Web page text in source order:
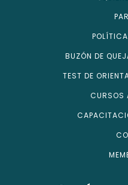
BUZÓN DE
TEST DE
CURSOS